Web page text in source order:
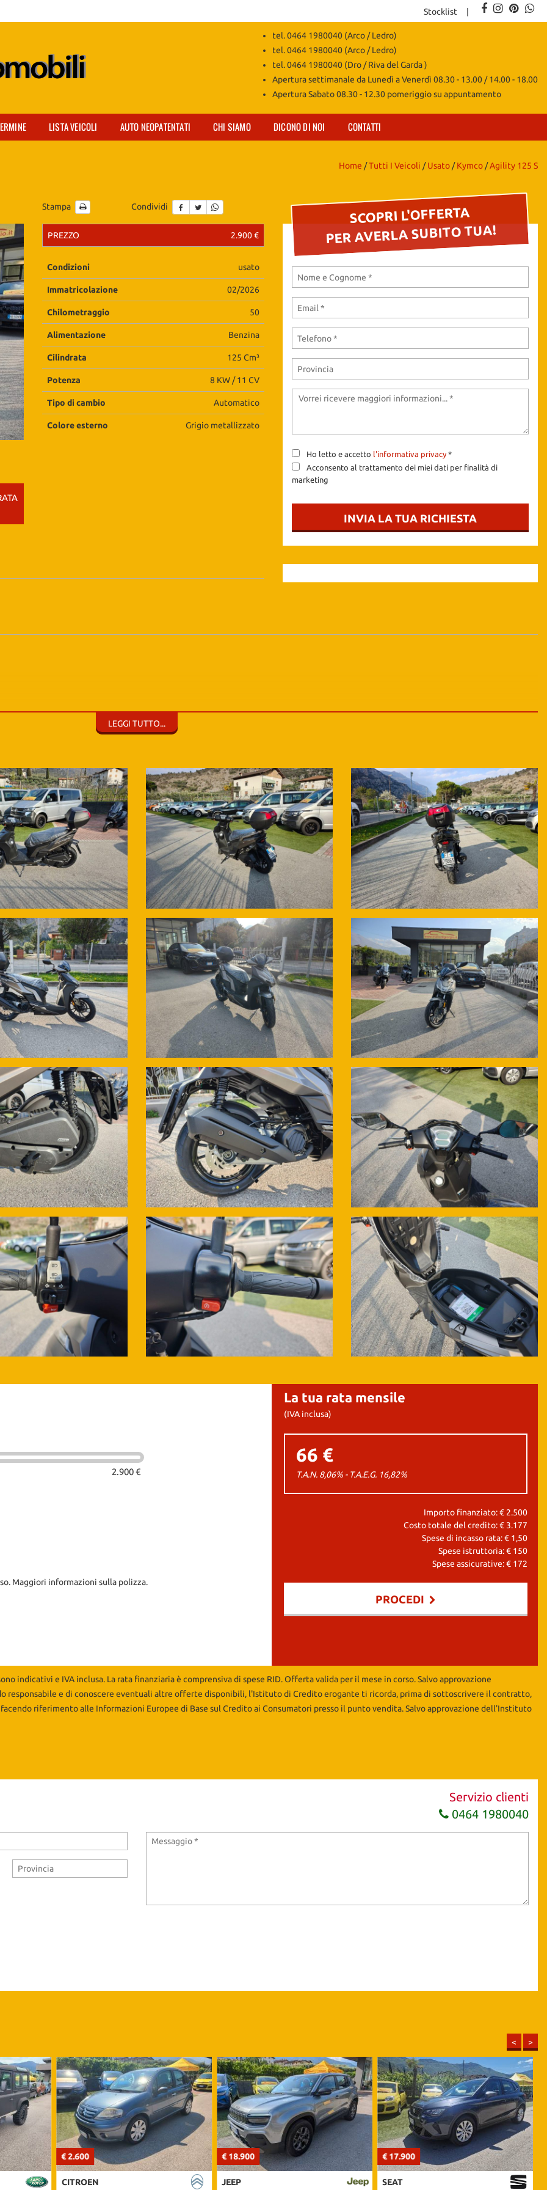
Stocklist
tel. 0464 1980040 (Arco / Ledro)
tel. 0464 1980040 (Arco / Ledro)
tel. 0464 1980040 (Dro / Riva del Garda )
Apertura settimanale da Lunedì a Venerdì 08.30 - 13.00 / 14.00 - 18.00
Apertura Sabato 08.30 - 12.30 pomeriggio su appuntamento
LISTA VEICOLI AUTO NEOPATENTATI CHI SIAMO DICONO DI NOI CONTATTI
Home /Tutti I Veicoli /Usato /Kymco /Agility 125 S
Stampa Condividi
PREZZO 2.900 €
Condizioni usato
Immatricolazione 02/2026
Chilometraggio 50
Alimentazione Benzina
Cilindrata 125 Cm³
Potenza 8 KW / 11 CV
Tipo di cambio Automatico
Colore esterno Grigio metallizzato
SCOPRI L'OFFERTA
PER AVERLA SUBITO TUA!
Ho letto e accetto l'informativa privacy*
Acconsento al trattamento dei miei dati per finalità di
marketing
INVIA LA TUA RICHIESTA
non nascondiamo le targhe proprio per consentirvi di fare ogni controllo a distanza. Le recensioni parlano per noi.
non costituisce un impegno contrattuale da parte del Rivenditore, ogni particolare relativo al veicolo viene verificato e concordato in fase
LEGGI TUTTO...
2.900 €
Maggiori informazioni sulla polizza.
La tua rata mensile
(IVA inclusa)
66 €
T.A.N. 8,06% - T.A.E.G. 16,82%
Importo finanziato: € 2.500
Costo totale del credito: € 3.177
Spese di incasso rata: € 1,50
Spese istruttoria: € 150
Spese assicurative: € 172
PROCEDI
indicativi e IVA inclusa. La rata finanziaria è comprensiva di spese RID. Offerta valida per il mese in corso. Salvo approvazione
responsabile e di conoscere eventuali altre offerte disponibili, l'Istituto di Credito erogante ti ricorda, prima di sottoscrivere il contratto,
riferimento alle Informazioni Europee di Base sul Credito ai Consumatori presso il punto vendita. Salvo approvazione dell'Instituto
Servizio clienti
0464 1980040
< >
€ 2.600
CITROEN
€ 18.900
JEEP
€ 17.900
SEAT